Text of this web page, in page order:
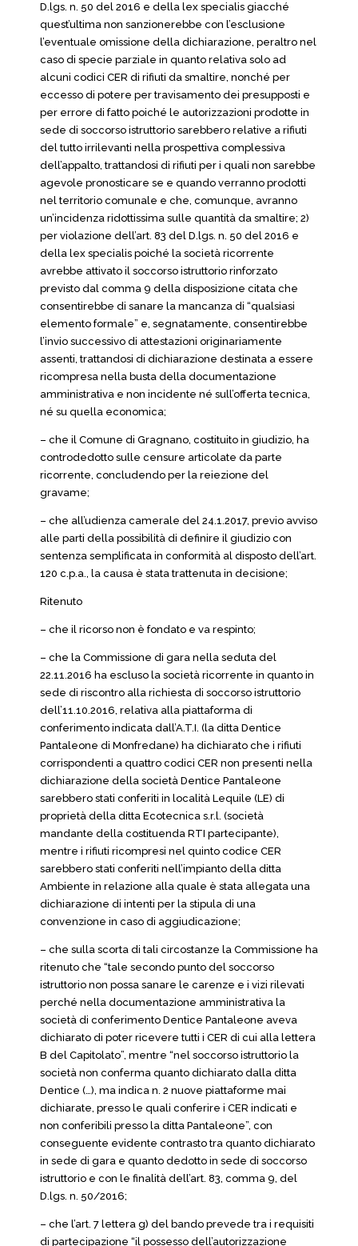
D.lgs. n. 50 del 2016 e della lex specialis giacché
quest’ultima non sanzionerebbe con l’esclusione
l’eventuale omissione della dichiarazione, peraltro nel
caso di specie parziale in quanto relativa solo ad
alcuni codici CER di rifiuti da smaltire, nonché per
eccesso di potere per travisamento dei presupposti e
per errore di fatto poiché le autorizzazioni prodotte in
sede di soccorso istruttorio sarebbero relative a rifiuti
del tutto irrilevanti nella prospettiva complessiva
dell’appalto, trattandosi di rifiuti per i quali non sarebbe
agevole pronosticare se e quando verranno prodotti
nel territorio comunale e che, comunque, avranno
un’incidenza ridottissima sulle quantità da smaltire; 2)
per violazione dell’art. 83 del D.lgs. n. 50 del 2016 e
della lex specialis poiché la società ricorrente
avrebbe attivato il soccorso istruttorio rinforzato
previsto dal comma 9 della disposizione citata che
consentirebbe di sanare la mancanza di “qualsiasi
elemento formale” e, segnatamente, consentirebbe
l’invio successivo di attestazioni originariamente
assenti, trattandosi di dichiarazione destinata a essere
ricompresa nella busta della documentazione
amministrativa e non incidente né sull’offerta tecnica,
né su quella economica;
– che il Comune di Gragnano, costituito in giudizio, ha
controdedotto sulle censure articolate da parte
ricorrente, concludendo per la reiezione del
gravame;
– che all’udienza camerale del 24.1.2017, previo avviso
alle parti della possibilità di definire il giudizio con
sentenza semplificata in conformità al disposto dell’art.
120 c.p.a., la causa è stata trattenuta in decisione;
Ritenuto
– che il ricorso non è fondato e va respinto;
– che la Commissione di gara nella seduta del
22.11.2016 ha escluso la società ricorrente in quanto in
sede di riscontro alla richiesta di soccorso istruttorio
dell’11.10.2016, relativa alla piattaforma di
conferimento indicata dall’A.T.I. (la ditta Dentice
Pantaleone di Monfredane) ha dichiarato che i rifiuti
corrispondenti a quattro codici CER non presenti nella
dichiarazione della società Dentice Pantaleone
sarebbero stati conferiti in località Lequile (LE) di
proprietà della ditta Ecotecnica s.r.l. (società
mandante della costituenda RTI partecipante),
mentre i rifiuti ricompresi nel quinto codice CER
sarebbero stati conferiti nell’impianto della ditta
Ambiente in relazione alla quale è stata allegata una
dichiarazione di intenti per la stipula di una
convenzione in caso di aggiudicazione;
– che sulla scorta di tali circostanze la Commissione ha
ritenuto che “tale secondo punto del soccorso
istruttorio non possa sanare le carenze e i vizi rilevati
perché nella documentazione amministrativa la
società di conferimento Dentice Pantaleone aveva
dichiarato di poter ricevere tutti i CER di cui alla lettera
B del Capitolato”, mentre “nel soccorso istruttorio la
società non conferma quanto dichiarato dalla ditta
Dentice (…), ma indica n. 2 nuove piattaforme mai
dichiarate, presso le quali conferire i CER indicati e
non conferibili presso la ditta Pantaleone”, con
conseguente evidente contrasto tra quanto dichiarato
in sede di gara e quanto dedotto in sede di soccorso
istruttorio e con le finalità dell’art. 83, comma 9, del
D.lgs. n. 50/2016;
– che l’art. 7 lettera g) del bando prevede tra i requisiti
di partecipazione “il possesso dell’autorizzazione